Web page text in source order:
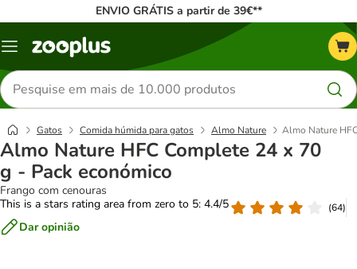
ENVIO GRÁTIS a partir de 39€**
Menu
Pesquisar
produtos
Gatos Comida húmida para gatos Almo Nature Almo Nature
Almo Nature HFC Complete 24 x 70
g - Pack económico
Frango com cenouras
This is a stars rating area from zero to 5: 4.4/5
(64)
Dar opinião